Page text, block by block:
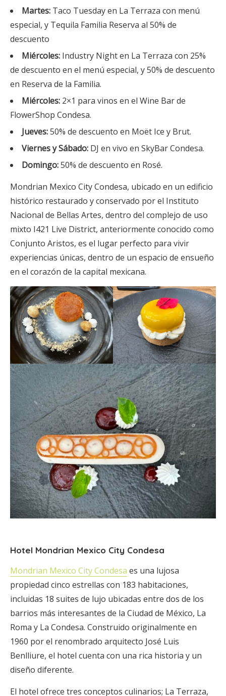
Martes: Taco Tuesday en La Terraza con menú
especial, y Tequila Familia Reserva al 50% de
descuento
Miércoles: Industry Night en La Terraza con 25%
de descuento en el menú especial, y 50% de descuento
en Reserva de la Familia.
Miércoles: 2×1 para vinos en el Wine Bar de
FlowerShop Condesa.
Jueves:50% de descuento en Moët Ice y Brut.
Viernes y Sábado: DJ en vivo en SkyBar Condesa.
Domingo:50% de descuento en Rosé.
Mondrian Mexico City Condesa, ubicado en un edificio
histórico restaurado y conservado por el Instituto
Nacional de Bellas Artes, dentro del complejo de uso
mixto I421 Live District, anteriormente conocido como
Conjunto Aristos, es el lugar perfecto para vivir
experiencias únicas, dentro de un espacio de ensueño
en el corazón de la capital mexicana.
Hotel Mondrian Mexico City Condesa
Mondrian Mexico City Condesa es una lujosa
propiedad cinco estrellas con 183 habitaciones,
incluidas 18 suites de lujo ubicadas entre dos de los
barrios más interesantes de la Ciudad de México, La
Roma y La Condesa. Construido originalmente en
1960 por el renombrado arquitecto José Luis
Benlliure, el hotel cuenta con una rica historia y un
diseño diferente.
El hotel ofrece tres conceptos culinarios; La Terraza,